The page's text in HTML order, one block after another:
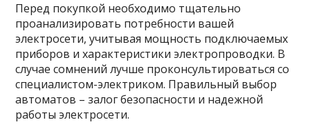
Перед покупкой необходимо тщательно
проанализировать потребности вашей
электросети, учитывая мощность подключаемых
приборов и характеристики электропроводки. В
случае сомнений лучше проконсультироваться со
специалистом-электриком. Правильный выбор
автоматов – залог безопасности и надежной
работы электросети.